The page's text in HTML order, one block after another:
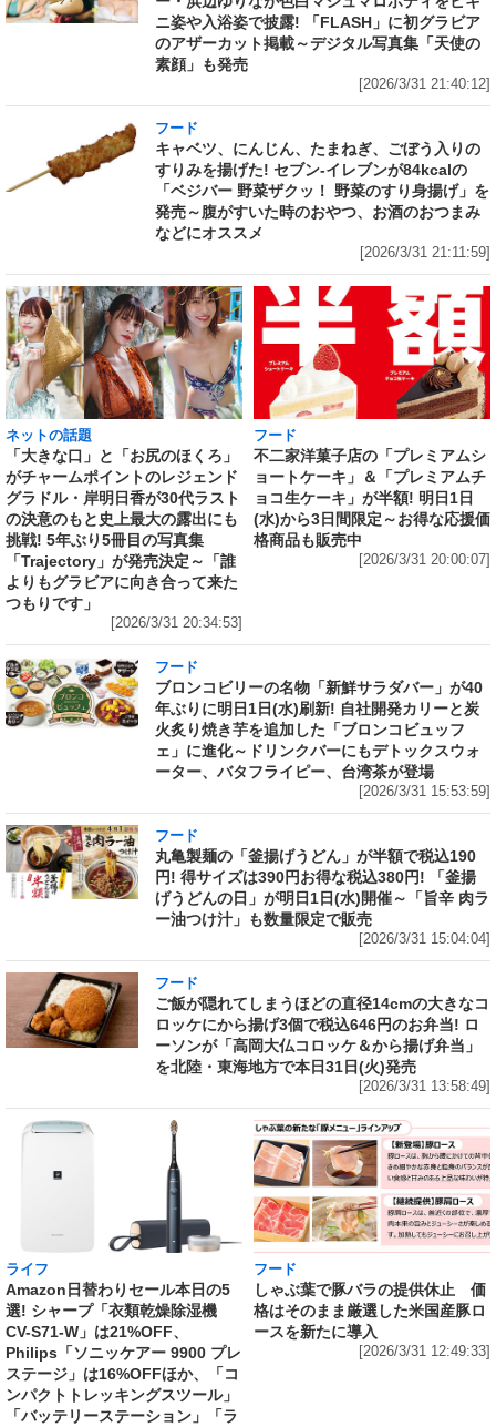
ニ姿や入浴姿で披露! 「FLASH」に初グラビア
のアザーカット掲載～デジタル写真集「天使の
素顔」も発売
[2026/3/31 21:40:12]
フード
キャベツ、にんじん、たまねぎ、ごぼう入りの
すりみを揚げた! セブン‐イレブンが84kcalの
「ベジバー 野菜ザクッ！ 野菜のすり身揚げ」を
発売～腹がすいた時のおやつ、お酒のおつまみ
などにオススメ
[2026/3/31 21:11:59]
ネットの話題
「大きな口」と「お尻のほくろ」
がチャームポイントのレジェンド
グラドル・岸明日香が30代ラスト
の決意のもと史上最大の露出にも
挑戦! 5年ぶり5冊目の写真集
「Trajectory」が発売決定～「誰
よりもグラビアに向き合って来た
つもりです」
[2026/3/31 20:34:53]
フード
不二家洋菓子店の「プレミアムシ
ョートケーキ」＆「プレミアムチ
ョコ生ケーキ」が半額! 明日1日
(水)から3日間限定～お得な応援価
格商品も販売中
[2026/3/31 20:00:07]
フード
ブロンコビリーの名物「新鮮サラダバー」が40
年ぶりに明日1日(水)刷新! 自社開発カリーと炭
火炙り焼き芋を追加した「ブロンコビュッフ
ェ」に進化～ドリンクバーにもデトックスウォ
ーター、バタフライピー、台湾茶が登場
[2026/3/31 15:53:59]
フード
丸亀製麺の「釜揚げうどん」が半額で税込190
円! 得サイズは390円お得な税込380円! 「釜揚
げうどんの日」が明日1日(水)開催～「旨辛 肉ラ
ー油つけ汁」も数量限定で販売
[2026/3/31 15:04:04]
フード
ご飯が隠れてしまうほどの直径14cmの大きなコ
ロッケにから揚げ3個で税込646円のお弁当! ロ
ーソンが「高岡大仏コロッケ＆から揚げ弁当」
を北陸・東海地方で本日31日(火)発売
[2026/3/31 13:58:49]
ライフ
Amazon日替わりセール本日の5
選! シャープ「衣類乾燥除湿機
CV-S71-W」は21%OFF、
Philips「ソニッケアー 9900 プレ
ステージ」は16%OFFほか、「コ
ンパクトトレッキングスツール」
「バッテリーステーション」「ラ
フード
しゃぶ葉で豚バラの提供休止 価
格はそのまま厳選した米国産豚ロ
ースを新たに導入
[2026/3/31 12:49:33]